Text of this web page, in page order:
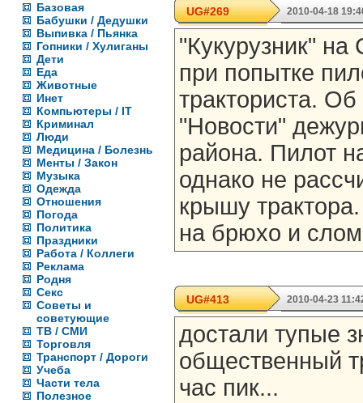
Базовая
Бабушки / Дедушки
Выпивка / Пьянка
Гопники / Хулиганы
Дети
Еда
Животные
Инет
Компьютеры / IT
Криминал
Люди
Медицина / Болезнь
Менты / Закон
Музыка
Одежда
Отношения
Погода
Политика
Праздники
Работа / Коллеги
Реклама
Родня
Секс
Советы и
советующие
ТВ / СМИ
Торговля
Транспорт / Дороги
Учеба
Части тела
Полезное
UG#269 2010-04-18
"Кукурузник" на
при попытке
тракториста.
"Новости"
района. Пилот
однако не
крышу
на брюхо и
UG#413 2010-04-23
достали тупые
общественный
час пик...